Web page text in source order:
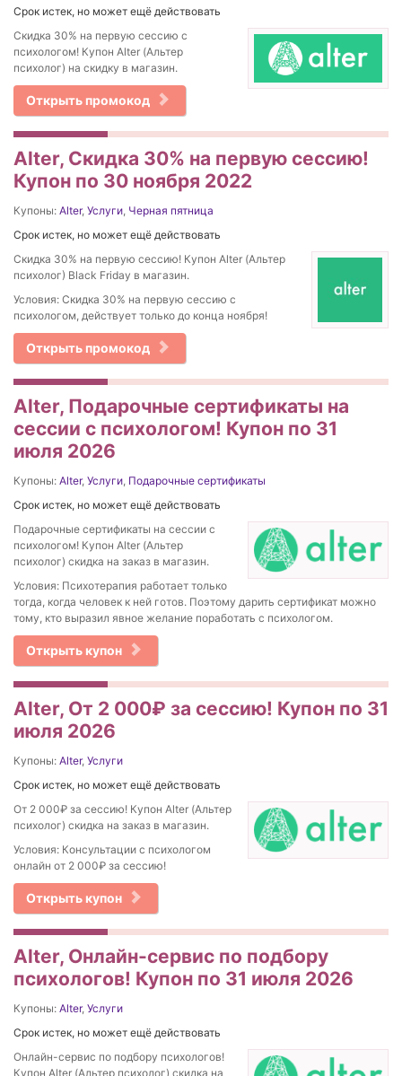
Срок истек, но может ещё действовать
Скидка 30% на первую сессию с
психологом! Купон Alter (Альтер
психолог) на скидку в магазин.
Открыть промокод
Alter, Скидка 30% на первую сессию!
Купон по 30 ноября 2022
Купоны: Alter, Услуги, Черная пятница
Срок истек, но может ещё действовать
Скидка 30% на первую сессию! Купон Alter (Альтер
психолог) Black Friday в магазин.
Условия: Скидка 30% на первую сессию с
психологом, действует только до конца ноября!
Открыть промокод
Alter, Подарочные сертификаты на
сессии с психологом! Купон по 31
июля 2026
Купоны: Alter, Услуги, Подарочные сертификаты
Срок истек, но может ещё действовать
Подарочные сертификаты на сессии с
психологом! Купон Alter (Альтер
психолог) скидка на заказ в магазин.
Условия: Психотерапия работает только
тогда, когда человек к ней готов. Поэтому дарить сертификат можно
тому, кто выразил явное желание поработать с психологом.
Открыть купон
Alter, От 2 000₽ за сессию! Купон по 31
июля 2026
Купоны: Alter, Услуги
Срок истек, но может ещё действовать
От 2 000₽ за сессию! Купон Alter (Альтер
психолог) скидка на заказ в магазин.
Условия: Консультации с психологом
онлайн от 2 000₽ за сессию!
Открыть купон
Alter, Онлайн-сервис по подбору
психологов! Купон по 31 июля 2026
Купоны: Alter, Услуги
Срок истек, но может ещё действовать
Онлайн-сервис по подбору психологов!
Купон Alter (Альтер психолог) скидка на